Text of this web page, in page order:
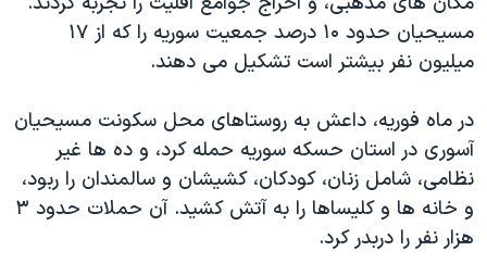
اقتصادی
علم و فناوری
گالری عکس
آرشیو پخش زنده
حمله جمهوری اسلامی به اسرائیل
رمز مهسا
اعتراضات زن، زندگی، آزادی
مجموعه مستندهای دادخواهی
تریبونال مردمی آبان ۹۸
دادگاه حمید نوری
زبانهای مختلف
مسیحیان حدود ۱۰ درصد جمعیت سوریه را که از ۱۷
میلیون نفر بیشتر است تشکیل می دهند.
در ماه فوریه، داعش به روستاهای محل سکونت مسیحیان
آسوری در استان حسکه سوریه حمله کرد، و ده ها غیر
نظامی، شامل زنان، کودکان، کشیشان و سالمندان را ربود،
و خانه ها و کلیساها را به آتش کشید. آن حملات حدود ۳
هزار نفر را دربدر کرد.